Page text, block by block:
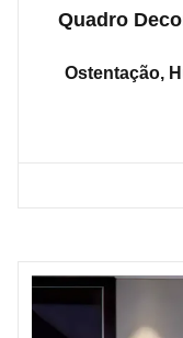
Quadro
Ostentação,